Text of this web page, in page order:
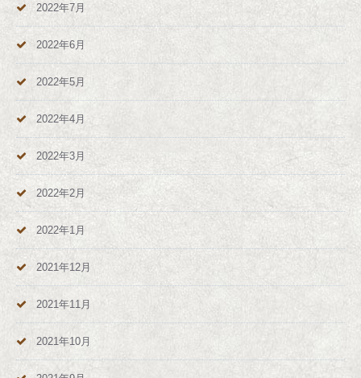
2022年7月
2022年6月
2022年5月
2022年4月
2022年3月
2022年2月
2022年1月
2021年12月
2021年11月
2021年10月